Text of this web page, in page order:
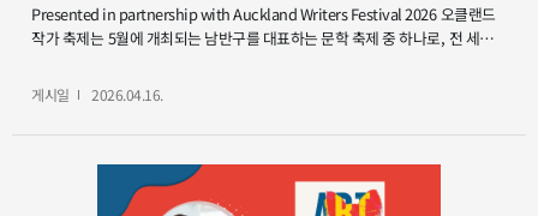
Presented in partnership with Auckland Writers Festival 2026 오클랜드
작가 축제는 5월에 개최되는 남반구를 대표하는 문학 축제 중 하나로, 전 세계의
(The Midnight Timetable)와 저주토끼(Cursed Bunny)의 저자 정보라(Bora
Chung) 작가와 한국어 번역가 샤나 탄(Shanna Tan)이 참여합니다. 샤나 탄은
황보름 작가의 『어서 오세요, 휴남동 서점입니다』 등 다양한 작품을 영어로
Centre), 오클랜드, 뉴질랜드 ●행사정보 : 프로그램 일정은 여기를 클릭하세요.
게시일 2026.04.16.